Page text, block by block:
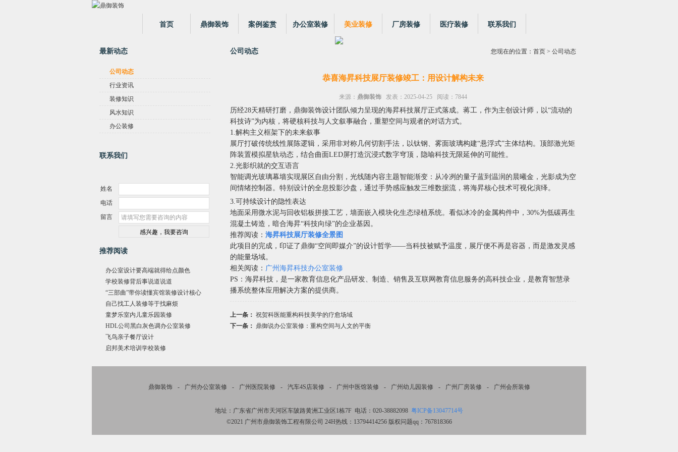
首页 鼎御装饰 案例鉴赏 办公室装修 美业装修 厂房装修 医疗装修 联系我们
最新动态
公司动态
行业资讯
装修知识
风水知识
办公装修
联系我们
姓名
电话
留言
推荐阅读
办公室设计要高端就得给点颜色
学校装修背后事说道说道
“三部曲”带你读懂宾馆装修设计核心
自己找工人装修等于找麻烦
童梦乐室内儿童乐园装修
HDL公司黑白灰色调办公室装修
飞鸟亲子餐厅设计
启邦美术培训学校装修
公司动态 您现在的位置： 首页 > 公司动态
恭喜海昇科技展厅装修竣工：用设计解构未来
来源： 鼎御装饰 发表：2025-04-25 阅读：7844
历经28天精研打磨，鼎御装饰设计团队倾力呈现的海昇科技展厅正式落成。蒋工，作为主创设计师，以“流动的
科技诗”为内核，将硬核科技与人文叙事融合，重塑空间与观者的对话方式。
1.解构主义框架下的未来叙事
展厅打破传统线性展陈逻辑，采用非对称几何切割手法，以钛钢、雾面玻璃构建“悬浮式”主体结构。顶部激光矩
阵装置模拟星轨动态，结合曲面LED屏打造沉浸式数字穹顶，隐喻科技无限延伸的可能性。
2.光影织就的交互语言
智能调光玻璃幕墙实现展区自由分割，光线随内容主题智能渐变：从冷冽的量子蓝到温润的晨曦金，光影成为空
间情绪控制器。特别设计的全息投影沙盘，通过手势感应触发三维数据流，将海昇核心技术可视化演绎。
3.可持续设计的隐性表达
地面采用微水泥与回收铝板拼接工艺，墙面嵌入模块化生态绿植系统。看似冰冷的金属构件中，30%为低碳再生
混凝土铸造，暗合海昇“科技向绿”的企业基因。
推荐阅读： 海昇科技展厅装修全景图
此项目的完成，印证了鼎御“空间即媒介”的设计哲学——当科技被赋予温度，展厅便不再是容器，而是激发灵感
的能量场域。
相关阅读： 广州海昇科技办公室装修
PS：海昇科技，是一家教育信息化产品研发、制造、销售及互联网教育信息服务的高科技企业，是教育智慧录
播系统整体应用解决方案的提供商。
上一条： 祝贺科医能重构科技美学的疗愈场域
下一条： 鼎御说办公室装修：重构空间与人文的平衡
鼎御装饰 - 广州办公室装修 - 广州医院装修 - 汽车4S店装修 - 广州中医馆装修 - 广州幼儿园装修 - 广州厂房装修 - 广州会所装修
地址：广东省广州市天河区车陂路黄洲工业区1栋7F 电话：020-38882098 粤ICP备13047714号
©2021 广州市鼎御装饰工程有限公司 24H热线：13794414256 版权问题qq：767818366